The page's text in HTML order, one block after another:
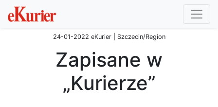
24-01-2022 eKurier | Szczecin/Region
Zapisane w
„Kurierze”